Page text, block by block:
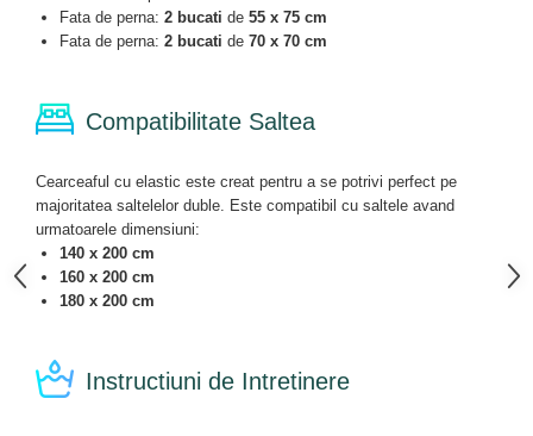
Fata de perna: 2 bucati de 55 x 75 cm
Fata de perna: 2 bucati de 70 x 70 cm
Compatibilitate Saltea
Cearceaful cu elastic este creat pentru a se potrivi perfect pe
majoritatea saltelelor duble. Este compatibil cu saltele avand
urmatoarele dimensiuni:
140 x 200 cm
160 x 200 cm
180 x 200 cm
Instructiuni de Intretinere